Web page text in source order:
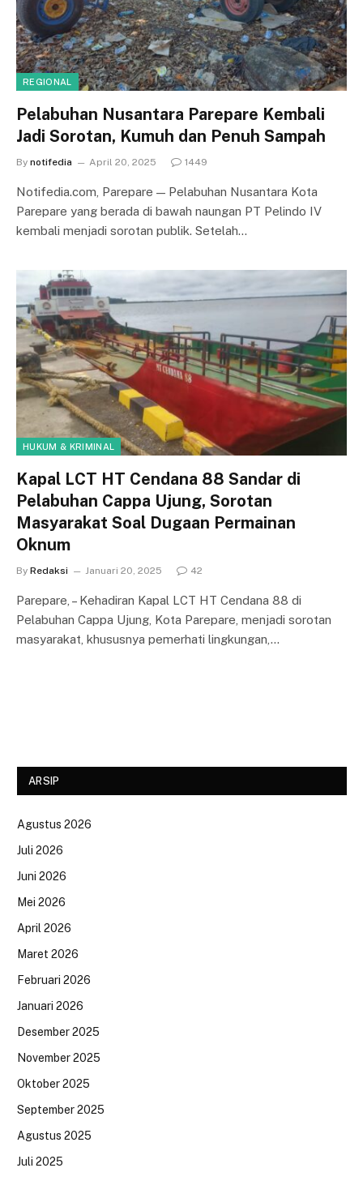
REGIONAL
Pelabuhan Nusantara Parepare Kembali
Jadi Sorotan, Kumuh dan Penuh Sampah
By notifedia April 20, 2025 1449
Notifedia.com, Parepare — Pelabuhan Nusantara Kota
Parepare yang berada di bawah naungan PT Pelindo IV
kembali menjadi sorotan publik. Setelah…
HUKUM & KRIMINAL
Kapal LCT HT Cendana 88 Sandar di
Pelabuhan Cappa Ujung, Sorotan
Masyarakat Soal Dugaan Permainan
Oknum
By Redaksi Januari 20, 2025 42
Parepare, – Kehadiran Kapal LCT HT Cendana 88 di
Pelabuhan Cappa Ujung, Kota Parepare, menjadi sorotan
masyarakat, khususnya pemerhati lingkungan,…
ARSIP
Agustus 2026
Juli 2026
Juni 2026
Mei 2026
April 2026
Maret 2026
Februari 2026
Januari 2026
Desember 2025
November 2025
Oktober 2025
September 2025
Agustus 2025
Juli 2025